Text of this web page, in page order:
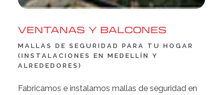
VENTANAS Y BALCONES
MALLAS DE SEGURIDAD PARA TU HOGAR
(INSTALACIONES EN MEDELLÍN Y
ALREDEDORES)
Fabricamos e instalamos mallas de seguridad en